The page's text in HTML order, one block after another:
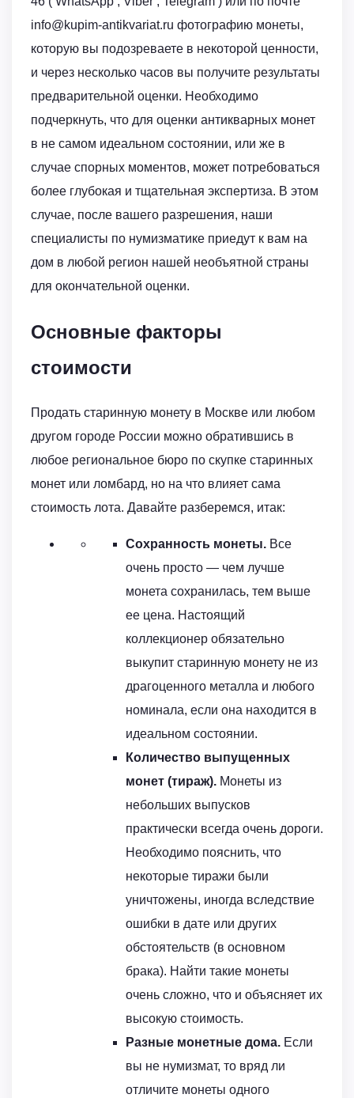
info@kupim-antikvariat.ru фотографию монеты,
которую вы подозреваете в некоторой ценности,
и через несколько часов вы получите результаты
предварительной оценки. Необходимо
подчеркнуть, что для оценки антикварных монет
в не самом идеальном состоянии, или же в
случае спорных моментов, может потребоваться
более глубокая и тщательная экспертиза. В этом
случае, после вашего разрешения, наши
специалисты по нумизматике приедут к вам на
дом в любой регион нашей необъятной страны
для окончательной оценки.
Основные факторы
стоимости
Продать старинную монету в Москве или любом
другом городе России можно обратившись в
любое региональное бюро по скупке старинных
монет или ломбард, но на что влияет сама
стоимость лота. Давайте разберемся, итак:
Сохранность монеты. Все
очень просто — чем лучше
монета сохранилась, тем выше
ее цена. Настоящий
коллекционер обязательно
выкупит старинную монету не из
драгоценного металла и любого
номинала, если она находится в
идеальном состоянии.
Количество выпущенных
монет (тираж). Монеты из
небольших выпусков
практически всегда очень дороги.
Необходимо пояснить, что
некоторые тиражи были
уничтожены, иногда вследствие
ошибки в дате или других
обстоятельств (в основном
брака). Найти такие монеты
очень сложно, что и объясняет их
высокую стоимость.
Разные монетные дома. Если
вы не нумизмат, то вряд ли
отличите монеты одного